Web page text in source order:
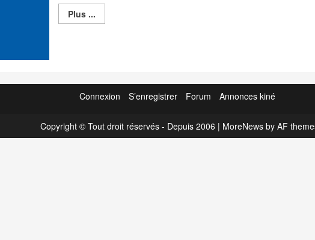
Plus ...Read
more
BPCO
kinés
Connexion S’enregistrer Forum Annonces kiné
Copyright © Tout droit réservés - Depuis 2006 | MoreNewsby AF